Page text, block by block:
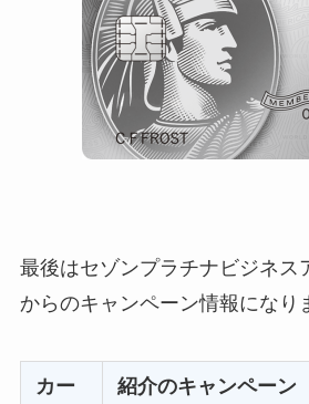
最後はセゾンプラチナビジネス
からのキャンペーン情報になり
カー
紹介のキャンペーン